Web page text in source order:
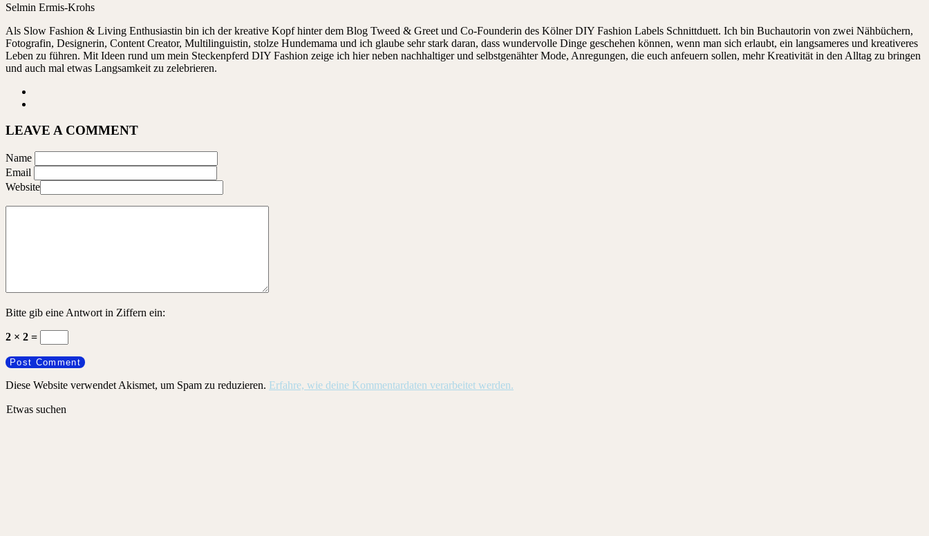
Selmin Ermis-Krohs
Als Slow Fashion & Living Enthusiastin bin ich der kreative Kopf hinter dem Blog Tweed & Greet und Co-Founderin des Kölner DIY Fashion Labels Schnittduett. Ich bin Buchautorin von zwei Nähbüchern,
Fotografin, Designerin, Content Creator, Multilinguistin, stolze Hundemama und ich glaube sehr stark daran, dass wundervolle Dinge geschehen können, wenn man sich erlaubt, ein langsameres und kreativeres
Leben zu führen. Mit Ideen rund um mein Steckenpferd DIY Fashion zeige ich hier neben nachhaltiger und selbstgenähter Mode, Anregungen, die euch anfeuern sollen, mehr Kreativität in den Alltag zu bringen
und auch mal etwas Langsamkeit zu zelebrieren.
LEAVE A COMMENT
Name
Email
Website
Bitte gib eine Antwort in Ziffern ein:
2 × 2 =
Diese Website verwendet Akismet, um Spam zu reduzieren. Erfahre, wie deine Kommentardaten verarbeitet werden.
Etwas suchen